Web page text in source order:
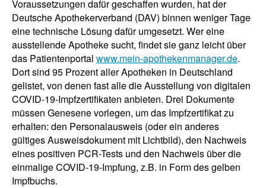
Voraussetzungen dafür geschaffen wurden, hat der
Deutsche Apothekerverband (DAV) binnen weniger Tage
eine technische Lösung dafür umgesetzt. Wer eine
ausstellende Apotheke sucht, findet sie ganz leicht über
das Patientenportal www.mein-apothekenmanager.de.
Dort sind 95 Prozent aller Apotheken in Deutschland
gelistet, von denen fast alle die Ausstellung von digitalen
COVID-19-Impfzertifikaten anbieten. Drei Dokumente
müssen Genesene vorlegen, um das Impfzertifikat zu
erhalten: den Personalausweis (oder ein anderes
gültiges Ausweisdokument mit Lichtbild), den Nachweis
eines positiven PCR-Tests und den Nachweis über die
einmalige COVID-19-Impfung, z.B. in Form des gelben
Impfbuchs.